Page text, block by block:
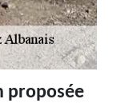
proposée